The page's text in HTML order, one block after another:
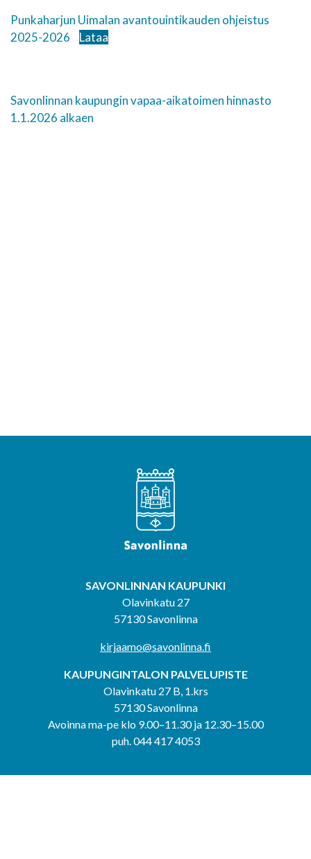
Punkaharjun Uimalan avantouintikauden ohjeistus
2025-2026
Lataa
Savonlinnan kaupungin vapaa-aikatoimen hinnasto
1.1.2026 alkaen
SAVONLINNAN KAUPUNKI
Olavinkatu 27
57130 Savonlinna
kirjaamo@savonlinna.fi
KAUPUNGINTALON PALVELUPISTE
Olavinkatu 27 B, 1.krs
57130 Savonlinna
Avoinna ma-pe klo 9.00–11.30 ja 12.30–15.00
puh. 044 417 4053